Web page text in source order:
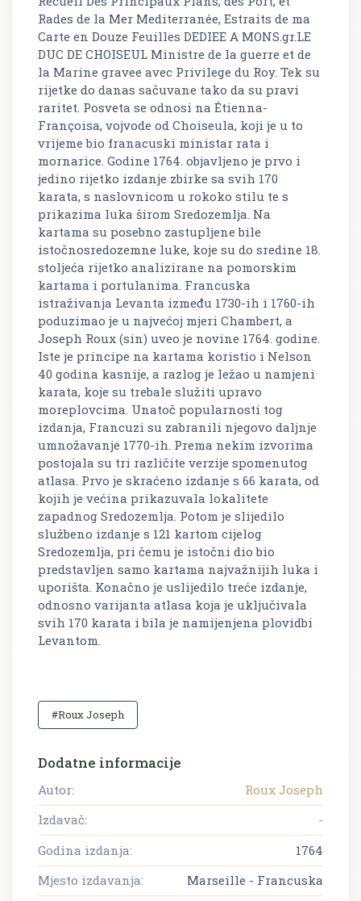
Rades de la Mer Mediterranée, Estraits de ma
Carte en Douze Feuilles DEDIEE A MONS.gr.LE
DUC DE CHOISEUL Ministre de la guerre et de
la Marine gravee avec Privilege du Roy. Tek su
rijetke do danas sačuvane tako da su pravi
raritet. Posveta se odnosi na Étienna-
Françoisa, vojvode od Choiseula, koji je u to
vrijeme bio franacuski ministar rata i
mornarice. Godine 1764. objavljeno je prvo i
jedino rijetko izdanje zbirke sa svih 170
karata, s naslovnicom u rokoko stilu te s
prikazima luka širom Sredozemlja. Na
kartama su posebno zastupljene bile
istočnosredozemne luke, koje su do sredine 18.
stoljeća rijetko analizirane na pomorskim
kartama i portulanima. Francuska
istraživanja Levanta između 1730-ih i 1760-ih
poduzimao je u najvećoj mjeri Chambert, a
Joseph Roux (sin) uveo je novine 1764. godine.
Iste je principe na kartama koristio i Nelson
40 godina kasnije, a razlog je ležao u namjeni
karata, koje su trebale služiti upravo
moreplovcima. Unatoč popularnosti tog
izdanja, Francuzi su zabranili njegovo daljnje
umnožavanje 1770-ih. Prema nekim izvorima
postojala su tri različite verzije spomenutog
atlasa. Prvo je skraćeno izdanje s 66 karata, od
kojih je većina prikazuvala lokalitete
zapadnog Sredozemlja. Potom je slijedilo
službeno izdanje s 121 kartom cijelog
Sredozemlja, pri čemu je istočni dio bio
predstavljen samo kartama najvažnijih luka i
uporišta. Konačno je uslijedilo treće izdanje,
odnosno varijanta atlasa koja je uključivala
svih 170 karata i bila je namijenjena plovidbi
Levantom.
#Roux Joseph
Dodatne informacije
Autor:
Roux Joseph
Izdavač:
-
Godina izdanja:
1764
Mjesto izdavanja:
Marseille - Francuska